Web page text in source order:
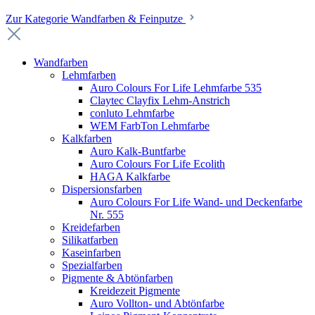
Zur Kategorie Wandfarben & Feinputze
Wandfarben
Lehmfarben
Auro Colours For Life Lehmfarbe 535
Claytec Clayfix Lehm-Anstrich
conluto Lehmfarbe
WEM FarbTon Lehmfarbe
Kalkfarben
Auro Kalk-Buntfarbe
Auro Colours For Life Ecolith
HAGA Kalkfarbe
Dispersionsfarben
Auro Colours For Life Wand- und Deckenfarbe
Nr. 555
Kreidefarben
Silikatfarben
Kaseinfarben
Spezialfarben
Pigmente & Abtönfarben
Kreidezeit Pigmente
Auro Vollton- und Abtönfarbe